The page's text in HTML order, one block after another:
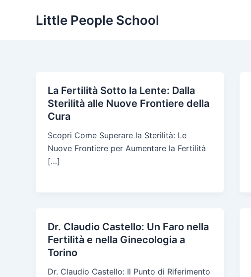
Little People School
La Fertilità Sotto la Lente: Dalla
Sterilità alle Nuove Frontiere della
Cura
Scopri Come Superare la Sterilità: Le
Nuove Frontiere per Aumentare la Fertilità
[…]
Dr. Claudio Castello: Un Faro nella
Fertilità e nella Ginecologia a
Torino
Dr. Claudio Castello: Il Punto di Riferimento